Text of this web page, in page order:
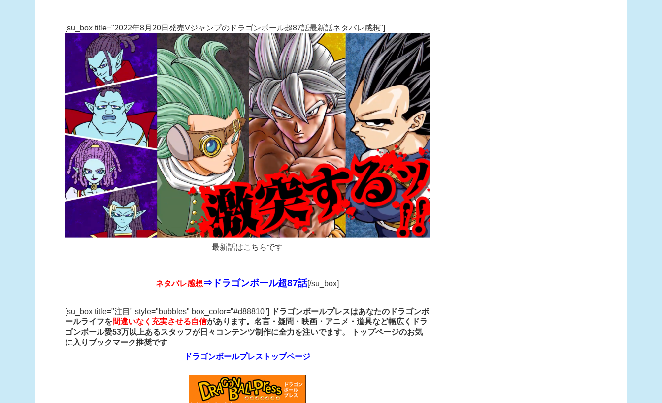
[su_box title="2022年8月20日発売Vジャンプのドラゴンボール超87話最新話ネタバレ感想"]
最新話はこちらです
ネタバレ感想⇒ドラゴンボール超87話[/su_box]
[su_box title="注目" style="bubbles" box_color="#d88810"]
ドラゴンボールプレスはあなたのドラゴンボ
ールライフを間違いなく充実させる自信があります。名言・疑問・映画・アニメ・道具など幅広くドラ
ゴンボール愛53万以上あるスタッフが日々コンテンツ制作に全力を注いでます。
トップページのお気
に入りブックマーク推奨です
ドラゴンボールプレストップページ